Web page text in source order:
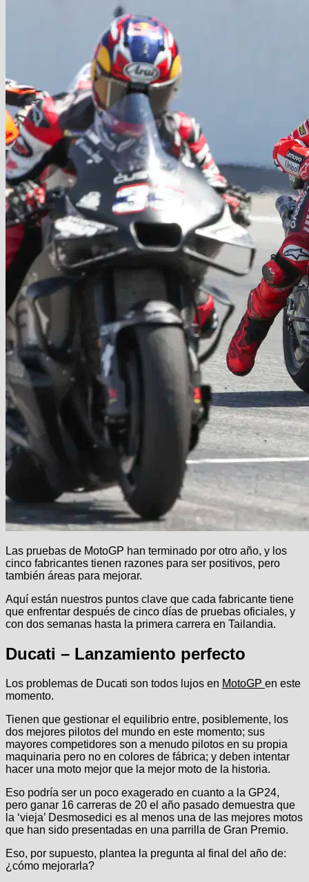
Las pruebas de MotoGP han terminado por otro año, y los
cinco fabricantes tienen razones para ser positivos, pero
también áreas para mejorar.
Aquí están nuestros puntos clave que cada fabricante tiene
que enfrentar después de cinco días de pruebas oficiales, y
con dos semanas hasta la primera carrera en Tailandia.
Ducati – Lanzamiento perfecto
Los problemas de Ducati son todos lujos en MotoGP en este
momento.
Tienen que gestionar el equilibrio entre, posiblemente, los
dos mejores pilotos del mundo en este momento; sus
mayores competidores son a menudo pilotos en su propia
maquinaria pero no en colores de fábrica; y deben intentar
hacer una moto mejor que la mejor moto de la historia.
Eso podría ser un poco exagerado en cuanto a la GP24,
pero ganar 16 carreras de 20 el año pasado demuestra que
la ‘vieja’ Desmosedici es al menos una de las mejores motos
que han sido presentadas en una parrilla de Gran Premio.
Eso, por supuesto, plantea la pregunta al final del año de:
¿cómo mejorarla?